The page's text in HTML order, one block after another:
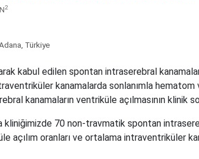
2
Türkiye
kabul edilen spontan intraserebral
kanamalarda sonlanımla
kanamaların ventriküle açılmasının klinik
kliniğimizde 70 non-travmatik spontan
oranları ve ortalama intraventriküler